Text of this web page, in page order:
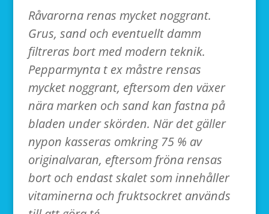
Råvarorna renas mycket noggrant.
Grus, sand och eventuellt damm
filtreras bort med modern teknik.
Pepparmynta t ex måstre rensas
mycket noggrant, eftersom den växer
nära marken och sand kan fastna på
bladen under skörden. När det gäller
nypon kasseras omkring 75 % av
originalvaran, eftersom fröna rensas
bort och endast skalet som innehåller
vitaminerna och fruktsockret används